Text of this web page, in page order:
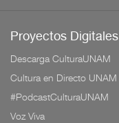
Proyectos Digitales
Descarga CulturaUNAM
Cultura en Directo UNAM
#PodcastCulturaUNAM
Voz Viva